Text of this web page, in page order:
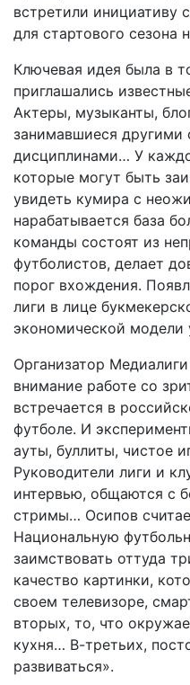
встретили инициативу
для стартового сезона
Ключевая идея была в
приглашались
Актеры, музыканты,
занимавшиеся другими
дисциплинами… У
которые могут быть
увидеть кумира с
нарабатывается база
команды состоят из
футболистов, делает
порог вхождения.
лиги в лице
экономической модели
Организатор
внимание работе со
встречается в
футболе. И
ауты, буллиты, чистое
Руководители лиги и
интервью, общаются с
стримы… Осипов
Национальную
заимствовать оттуда
качество картинки,
своем телевизоре,
вторых, то, что
кухня… В-третьих,
развиваться».